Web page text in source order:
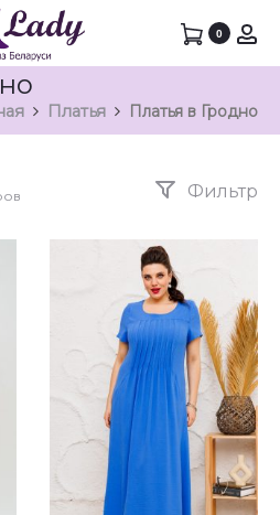
0
Платья Платья в Гродно
Фильтр